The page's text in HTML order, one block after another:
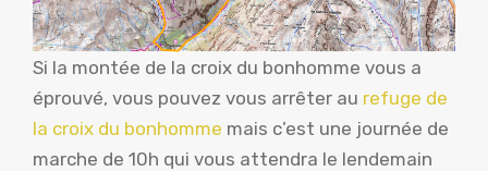
Si la montée de la croix du bonhomme vous a
éprouvé, vous pouvez vous arrêter au refuge de
la croix du bonhomme mais c’est une journée de
marche de 10h qui vous attendra le lendemain